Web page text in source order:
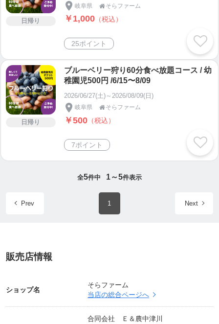
日帰り
岐阜県 そらファーム
￥1,000 （税込）
25ポイント
日帰り
ブルーベリー狩り60分食べ放題コース / 幼
稚園児500円 /6/15〜8/09
2026/06/27(土)～2026/08/09(日)
岐阜県 そらファーム
￥500 （税込）
7ポイント
全5件中 1～5件表示
Prev 1 Next
販売店情報
ショップ名
そらファーム
当店の総合ページへ
合同会社 Ｅ＆農中津川